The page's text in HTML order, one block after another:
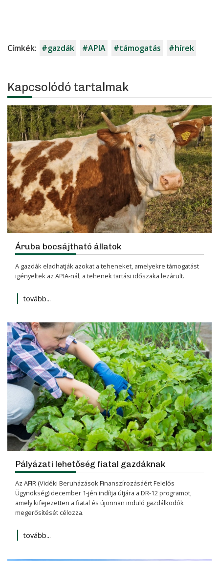
Címkék: #gazdák #APIA #támogatás #hírek
Kapcsolódó tartalmak
Áruba bocsájtható állatok
A gazdák eladhatják azokat a teheneket, amelyekre támogatást
igényeltek az APIA-nál, a tehenek tartási időszaka lezárult.
tovább...
Pályázati lehetőség fiatal gazdáknak
Az AFIR (Vidéki Beruházások Finanszírozásáért Felelős
Ügynökség) december 1-jén indítja útjára a DR-12 programot,
amely kifejezetten a fiatal és újonnan induló gazdálkodók
megerősítését célozza.
tovább...